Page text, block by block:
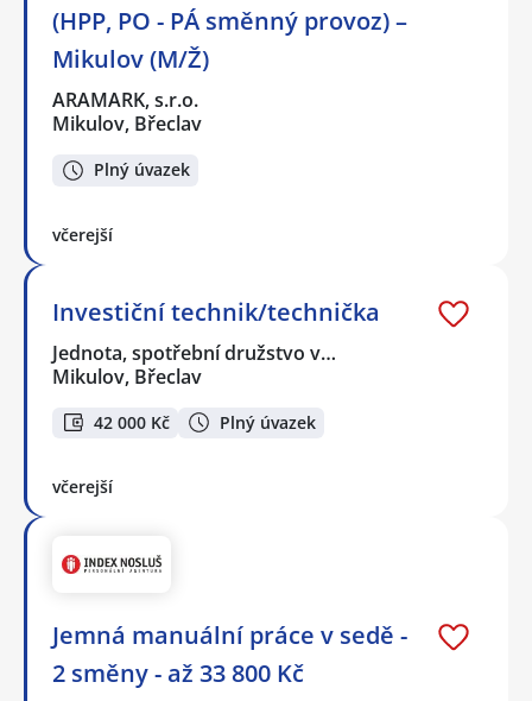
(HPP, PO - PÁ směnný provoz) –
Mikulov (M/Ž)
ARAMARK, s.r.o.
Mikulov, Břeclav
Plný úvazek
včerejší
Investiční technik/technička
Jednota, spotřební družstvo v…
Mikulov, Břeclav
42 000 Kč Plný úvazek
včerejší
Jemná manuální práce v sedě -
2 směny - až 33 800 Kč